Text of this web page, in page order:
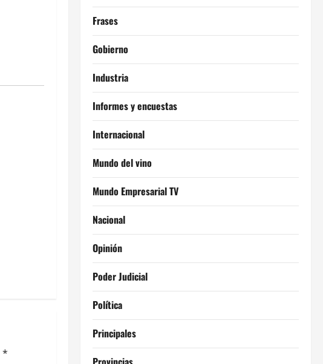
*
Frases
Gobierno
Industria
Informes y encuestas
Internacional
Mundo del vino
Mundo Empresarial TV
Nacional
Opinión
Poder Judicial
Política
Principales